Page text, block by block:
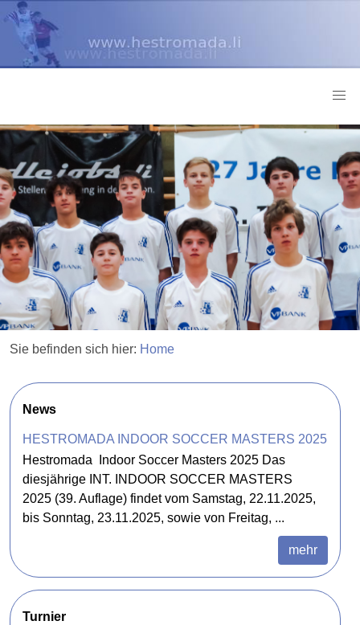
Sie befinden sich hier: Home
News
HESTROMADA INDOOR SOCCER MASTERS 2025
Hestromada Indoor Soccer Masters 2025 Das
diesjährige INT. INDOOR SOCCER MASTERS
2025 (39. Auflage) findet vom Samstag, 22.11.2025,
bis Sonntag, 23.11.2025, sowie von Freitag, ...
mehr
Turnier